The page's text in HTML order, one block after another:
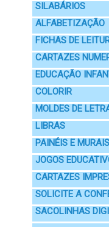
SILABÁRIOS
ALFABETIZAÇÃO
FICHAS DE
CARTAZES
EDUCAÇÃO
COLORIR
MOLDES DE
LIBRAS
PAINÉIS E MURAIS
JOGOS
CARTAZES
SOLICITE A
SACOLINHAS